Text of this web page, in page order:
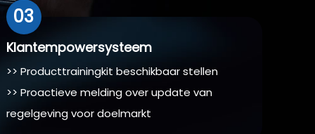
03
Klantempowersysteem
>> Producttrainingkit beschikbaar stellen
>> Proactieve melding over update van
regelgeving voor doelmarkt